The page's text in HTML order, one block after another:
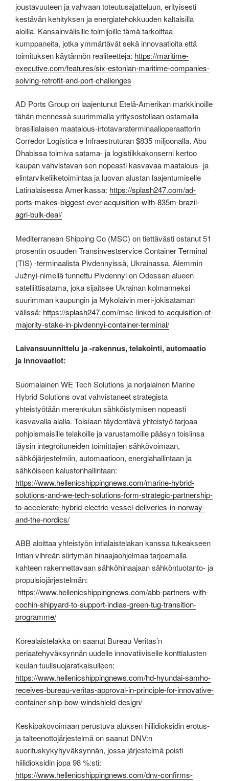
joustavuuteen ja vahvaan toteutusajatteluun, erityisesti
kestävän kehityksen ja energiatehokkuuden kaltaisilla
aloilla. Kansainvälisille toimijoille tämä tarkoittaa
kumppaneita, jotka ymmärtävät sekä innovaatioita että
toimituksen käytännön realiteetteja: https://maritime-
executive.com/features/six-estonian-maritime-companies-
solving-retrofit-and-port-challenges
AD Ports Group on laajentunut Etelä-Amerikan markkinoille
tähän mennessä suurimmalla yritysostollaan ostamalla
brasilialaisen maatalous-irtotavaraterminaalioperaattorin
Corredor Logística e Infraestruturan $835 miljoonalla. Abu
Dhabissa toimiva satama- ja logistiikkakonserni kertoo
kaupan vahvistavan sen nopeasti kasvavaa maatalous- ja
elintarvikeliiketoimintaa ja luovan alustan laajentumiselle
Latinalaisessa Amerikassa: https://splash247.com/ad-
ports-makes-biggest-ever-acquisition-with-835m-brazil-
agri-bulk-deal/
Mediterranean Shipping Co (MSC) on tiettävästi ostanut 51
prosentin osuuden Transinvestservice Container Terminal
(TIS) -terminaalista Pivdennyissä, Ukrainassa. Aiemmin
Južnyi-nimellä tunnettu Pivdennyi on Odessan alueen
satelliittisatama, joka sijaitsee Ukrainan kolmanneksi
suurimman kaupungin ja Mykolaivin meri-jokisataman
välissä: https://splash247.com/msc-linked-to-acquisition-of-
majority-stake-in-pivdennyi-container-terminal/
Laivansuunnittelu ja -rakennus, telakointi, automaatio
ja innovaatiot:
Suomalainen WE Tech Solutions ja norjalainen Marine
Hybrid Solutions ovat vahvistaneet strategista
yhteistyötään merenkulun sähköistymisen nopeasti
kasvavalla alalla. Toisiaan täydentävä yhteistyö tarjoaa
pohjoismaisille telakoille ja varustamoille pääsyn toisiinsa
täysin integroituneiden toimittajien sähkövoimaan,
sähköjärjestelmiin, automaatioon, energiahallintaan ja
sähköiseen kalustonhallintaan:
https://www.hellenicshippingnews.com/marine-hybrid-
solutions-and-we-tech-solutions-form-strategic-partnership-
to-accelerate-hybrid-electric-vessel-deliveries-in-norway-
and-the-nordics/
ABB aloittaa yhteistyön intialaistelakan kanssa tukeakseen
Intian vihreän siirtymän hinaajaohjelmaa tarjoamalla
kahteen rakennettavaan sähköhinaajaan sähköntuotanto- ja
propulsiojärjestelmän:
https://www.hellenicshippingnews.com/abb-partners-with-
cochin-shipyard-to-support-indias-green-tug-transition-
programme/
Korealaistelakka on saanut Bureau Veritas’n
periaatehyväksynnän uudelle innovatiiviselle konttialusten
keulan tuulisuojaratkaisulleen:
https://www.hellenicshippingnews.com/hd-hyundai-samho-
receives-bureau-veritas-approval-in-principle-for-innovative-
container-ship-bow-windshield-design/
Keskipakovoimaan perustuva aluksen hiilidioksidin erotus-
ja talteenottojärjestelmä on saanut DNV:n
suorituskykyhyväksynnän, jossa järjestelmä poisti
hiilidioksidin jopa 98 %:sti:
https://www.hellenicshippingnews.com/dnv-confirms-